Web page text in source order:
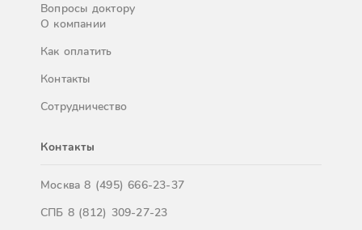
Вопросы доктору
О компании
Как оплатить
Контакты
Сотрудничество
Контакты
Москва8 (495) 666-23-37
СПБ 8 (812) 309-27-23